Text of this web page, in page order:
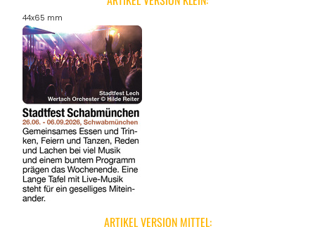
44x65 mm
ARTIKEL VERSION MITTEL: